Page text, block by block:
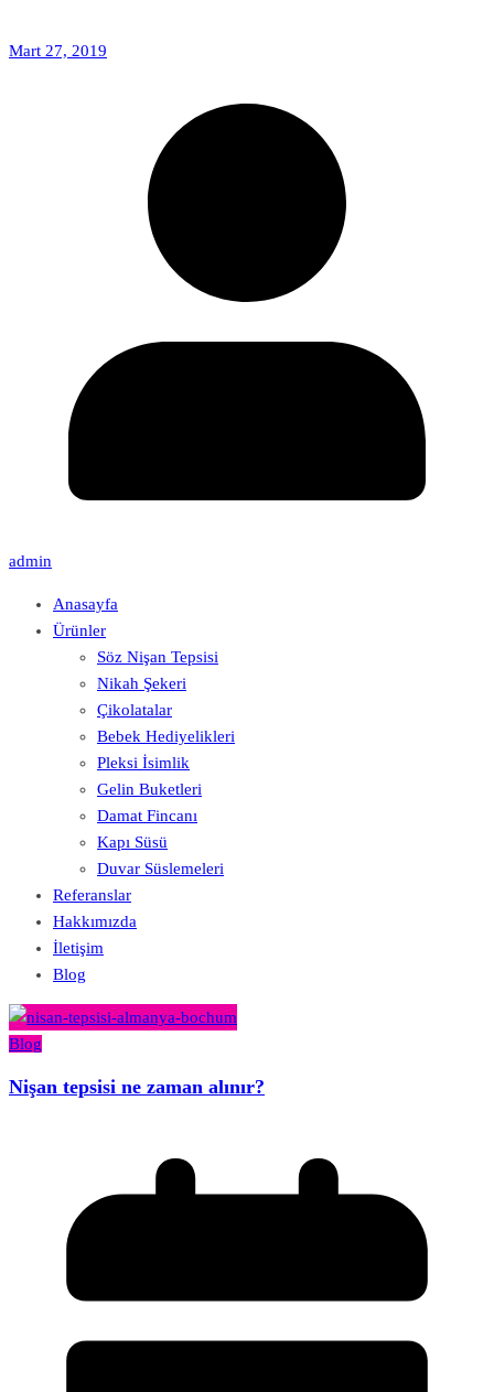
Mart 27, 2019
admin
Anasayfa
Ürünler
Söz Nişan Tepsisi
Nikah Şekeri
Çikolatalar
Bebek Hediyelikleri
Pleksi İsimlik
Gelin Buketleri
Damat Fincanı
Kapı Süsü
Duvar Süslemeleri
Referanslar
Hakkımızda
İletişim
Blog
Blog
Nişan tepsisi ne zaman alınır?